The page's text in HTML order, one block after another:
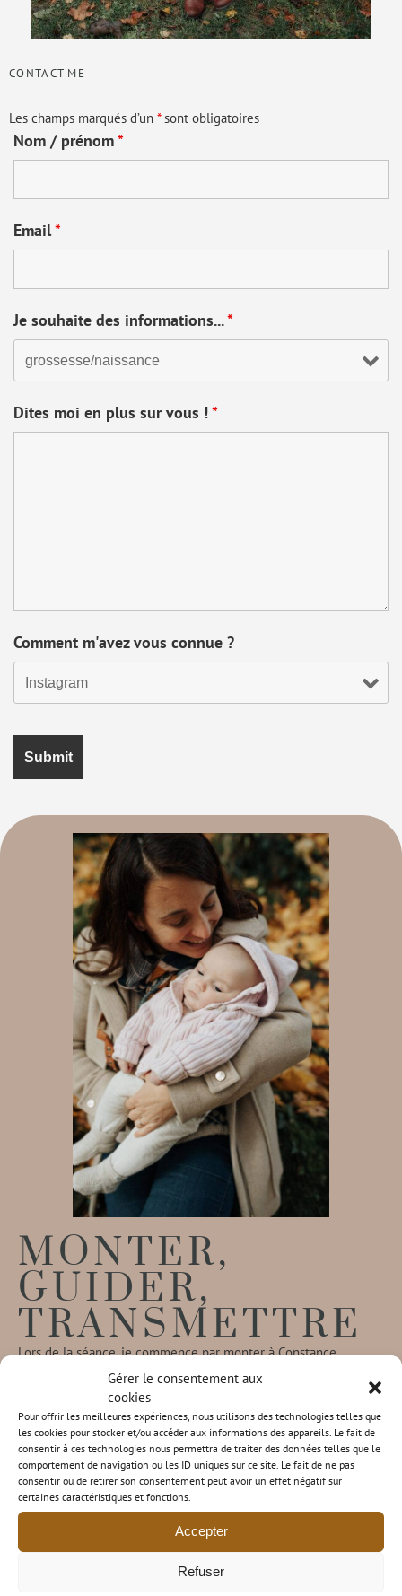
Gérer le consentement aux
cookies
Pour offrir les meilleures expériences, nous utilisons des technologies telles que
les cookies pour stocker et/ou accéder aux informations des appareils. Le fait de
consentir à ces technologies nous permettra de traiter des données telles que le
comportement de navigation ou les ID uniques sur ce site. Le fait de ne pas
consentir ou de retirer son consentement peut avoir un effet négatif sur
certaines caractéristiques et fonctions.
Accepter
Refuser
CONTACT ME
Les champs marqués d’un *sont obligatoires
Nom / prénom*
Email*
Je souhaite des informations...*
Dites moi en plus sur vous !*
Comment m'avez vous connue ?
MONTER,
GUIDER,
TRANSMETTRE
Lors de la séance, je commence par monter à Constance
comment guider une famille, trouver des endroits qui rendront
bien à l’image, faire différents cadrages…
POUR QUI EST
CETTE
FORMATION ?